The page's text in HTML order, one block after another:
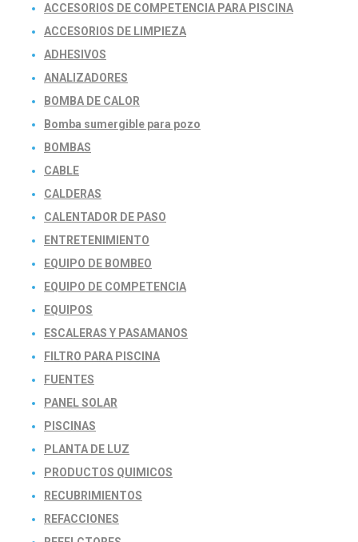
ACCESORIOS DE COMPETENCIA PARA PISCINA
ACCESORIOS DE LIMPIEZA
ADHESIVOS
ANALIZADORES
BOMBA DE CALOR
Bomba sumergible para pozo
BOMBAS
CABLE
CALDERAS
CALENTADOR DE PASO
ENTRETENIMIENTO
EQUIPO DE BOMBEO
EQUIPO DE COMPETENCIA
EQUIPOS
ESCALERAS Y PASAMANOS
FILTRO PARA PISCINA
FUENTES
PANEL SOLAR
PISCINAS
PLANTA DE LUZ
PRODUCTOS QUIMICOS
RECUBRIMIENTOS
REFACCIONES